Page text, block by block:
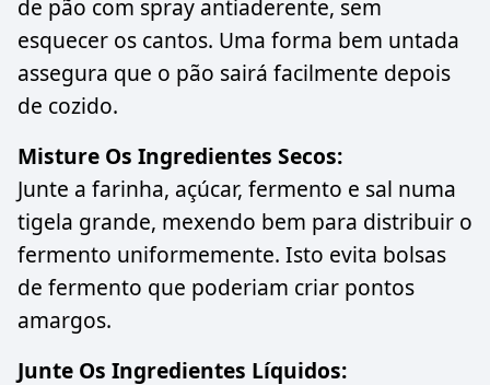
de pão com spray antiaderente, sem
esquecer os cantos. Uma forma bem untada
assegura que o pão sairá facilmente depois
de cozido.
Misture Os Ingredientes Secos:
Junte a farinha, açúcar, fermento e sal numa
tigela grande, mexendo bem para distribuir o
fermento uniformemente. Isto evita bolsas
de fermento que poderiam criar pontos
amargos.
Junte Os Ingredientes Líquidos: